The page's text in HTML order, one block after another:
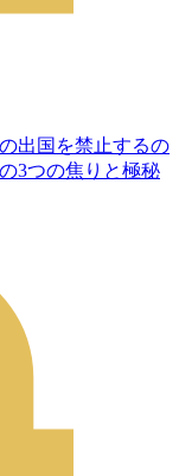
出国を禁止するの
3つの焦りと極秘